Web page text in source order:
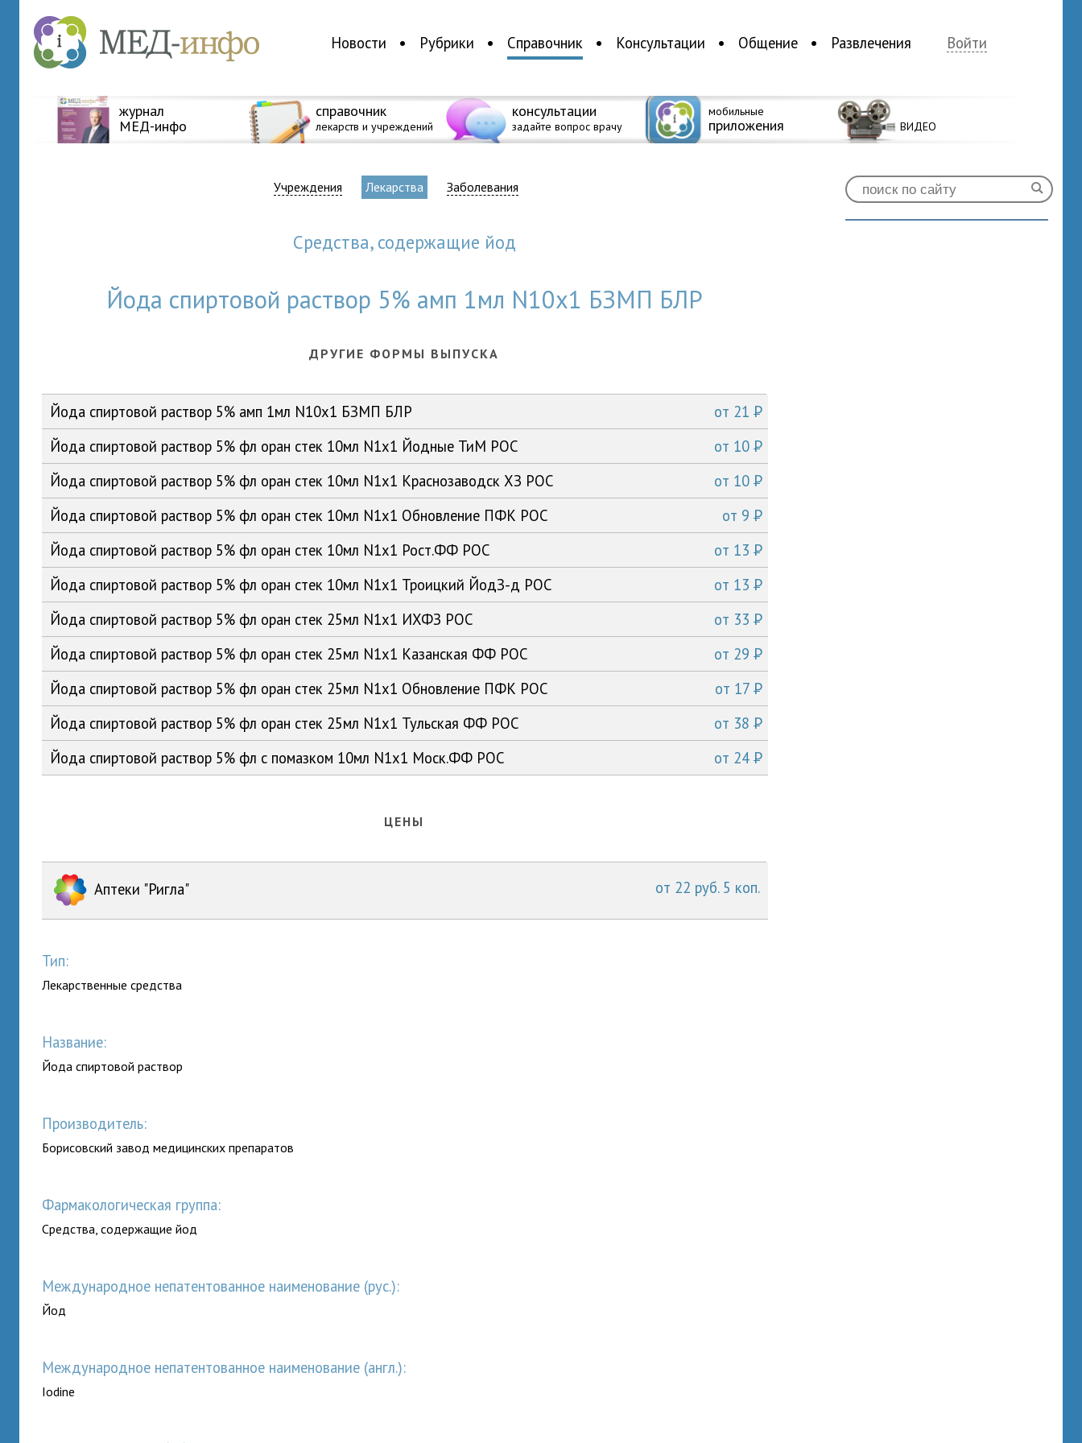
Новости Рубрики Справочник Консультации Общение Развлечения Войти
журнал
МЕД-инфо
справочник
лекарств и учреждений
консультации
задайте вопрос врачу
мобильные
приложения ВИДЕО
Учреждения Лекарства Заболевания
Средства, содержащие йод
Йода спиртовой раствор 5% амп 1мл N10x1 БЗМП БЛР
ДРУГИЕ ФОРМЫ ВЫПУСКА
от 21P
Йода спиртовой раствор 5% амп 1мл N10x1 БЗМП БЛР
от 10P
Йода спиртовой раствор 5% фл оран стек 10мл N1x1 Йодные ТиМ РОС
от 10P
Йода спиртовой раствор 5% фл оран стек 10мл N1x1 Краснозаводск ХЗ РОС
от 9P
Йода спиртовой раствор 5% фл оран стек 10мл N1x1 Обновление ПФК РОС
от 13P
Йода спиртовой раствор 5% фл оран стек 10мл N1x1 Рост.ФФ РОС
от 13P
Йода спиртовой раствор 5% фл оран стек 10мл N1x1 Троицкий ЙодЗ-д РОС
от 33P
Йода спиртовой раствор 5% фл оран стек 25мл N1x1 ИХФЗ РОС
от 29P
Йода спиртовой раствор 5% фл оран стек 25мл N1x1 Казанская ФФ РОС
от 17P
Йода спиртовой раствор 5% фл оран стек 25мл N1x1 Обновление ПФК РОС
от 38P
Йода спиртовой раствор 5% фл оран стек 25мл N1x1 Тульская ФФ РОС
от 24P
Йода спиртовой раствор 5% фл с помазком 10мл N1x1 Моск.ФФ РОС
ЦЕНЫ
Аптеки "Ригла" от 22 руб. 5 коп.
Тип:
Лекарственные средства
Название:
Йода спиртовой раствор
Производитель:
Борисовский завод медицинских препаратов
Фармакологическая группа:
Средства, содержащие йод
Международное непатентованное наименование (рус.):
Йод
Международное непатентованное наименование (англ.):
Iodine